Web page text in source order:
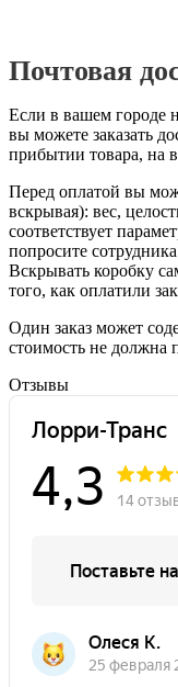
Почтовая
Если в вашем городе
вы можете заказать
прибытии товара, на
Перед оплатой вы
вскрывая): вес,
соответствует
попросите
Вскрывать коробку
того, как оплатили
Один заказ может
стоимость не должна
Отзывы